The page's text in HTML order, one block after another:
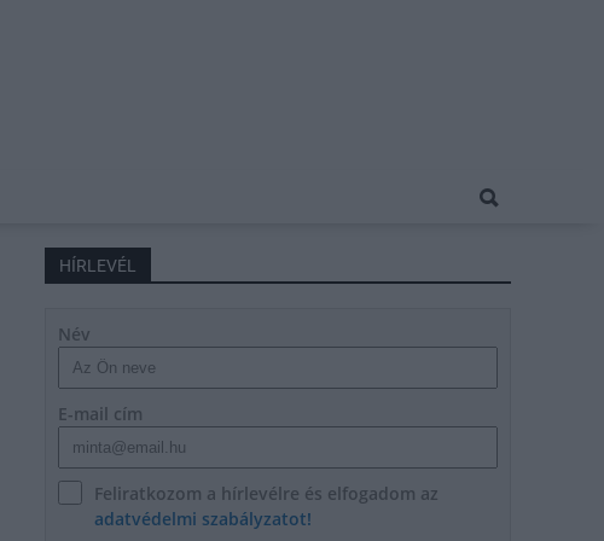
HÍRLEVÉL
Név
E-mail cím
Feliratkozom a hírlevélre és elfogadom az
adatvédelmi szabályzatot!